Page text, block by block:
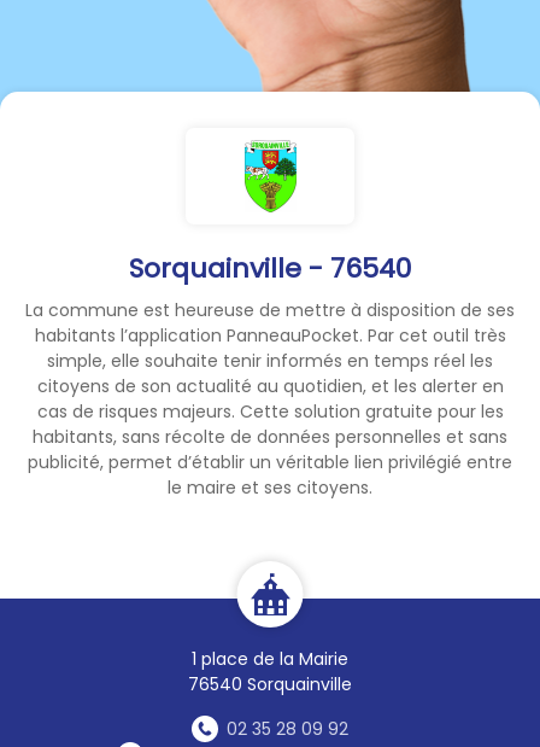
Sorquainville - 76540
La commune est heureuse de mettre à disposition de ses
habitants l’application PanneauPocket. Par cet outil très
simple, elle souhaite tenir informés en temps réel les
citoyens de son actualité au quotidien, et les alerter en
cas de risques majeurs. Cette solution gratuite pour les
habitants, sans récolte de données personnelles et sans
publicité, permet d’établir un véritable lien privilégié entre
le maire et ses citoyens.
1 place de la Mairie
76540 Sorquainville
02 35 28 09 92
FORCER LE PASSAGE POUR
PÉNÉTRER SUR LES PROPRIÉTÉS.
VOS PRÉCAUTIONS